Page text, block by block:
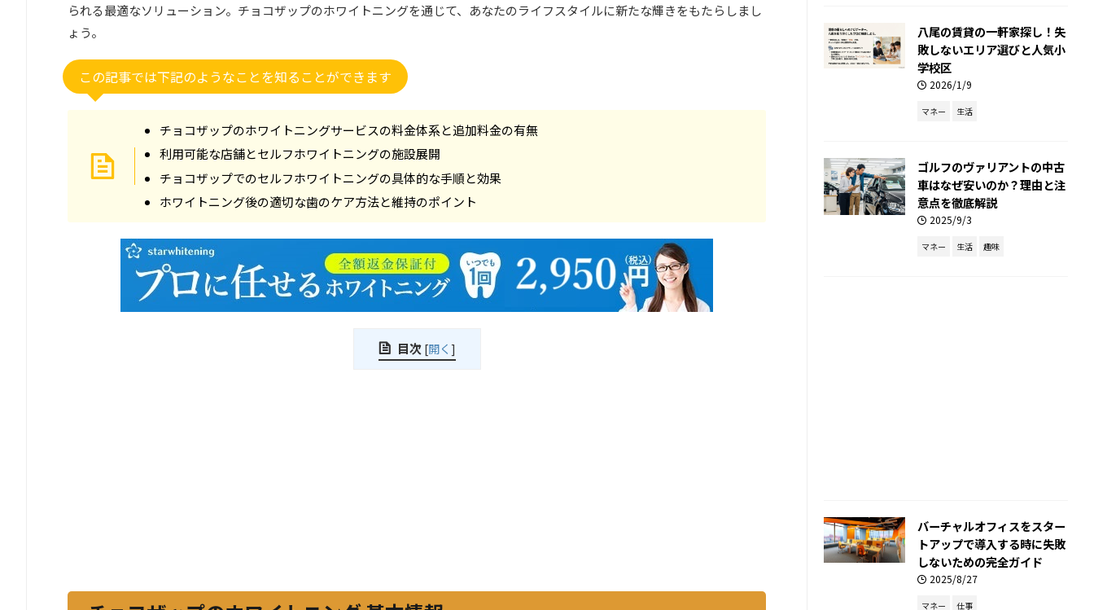
られる最適なソリューション。チョコザップのホワイトニングを通じて、あなたのライフスタイルに新たな輝きをもたらしまし
ょう。
この記事では下記のようなことを知ることができます
チョコザップのホワイトニングサービスの料金体系と追加料金の有無
利用可能な店舗とセルフホワイトニングの施設展開
チョコザップでのセルフホワイトニングの具体的な手順と効果
ホワイトニング後の適切な歯のケア方法と維持のポイント
目次 [開く ]
八尾の賃貸の一軒家探し！失
敗しないエリア選びと人気小
学校区
2026/1/9
マネー 生活
ゴルフのヴァリアントの中古
車はなぜ安いのか？理由と注
意点を徹底解説
2025/9/3
マネー 生活 趣味
バーチャルオフィスをスター
トアップで導入する時に失敗
しないための完全ガイド
2025/8/27
マネー 仕事